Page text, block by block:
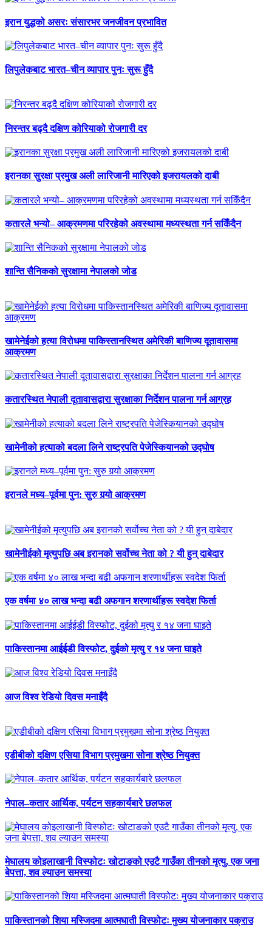
इरान युद्धको असरः संसारभर जनजीवन प्रभावित
लिपुलेकबाट भारत–चीन व्यापार पुनः सुरू हुँदै
निरन्तर बढ्दै दक्षिण कोरियाको रोजगारी दर
इरानका सुरक्षा प्रमुख अली लारिजानी मारिएको इजरायलको दाबी
कतारले भन्यो– आक्रमणमा परिरहेको अवस्थामा मध्यस्थता गर्न सकिँदैन
शान्ति सैनिकको सुरक्षामा नेपालको जोड
खामेनेईको हत्या विरोधमा पाकिस्तानस्थित अमेरिकी बाणिज्य दूतावासमा
आक्रमण
कतारस्थित नेपाली दूतावासद्वारा सुरक्षाका निर्देशन पालना गर्न आग्रह
खामेनीको हत्याको बदला लिने राष्ट्रपति पेजेस्कियानको उद्घोष
इरानले मध्य–पूर्वमा पुन: सुरु गर्‍यो आक्रमण
खामेनीईको मृत्युपछि अब इरानको सर्वोच्च नेता को ? यी हुन् दाबेदार
एक वर्षमा ४० लाख भन्दा बढी अफगान शरणार्थीहरू स्वदेश फिर्ता
पाकिस्तानमा आईईडी विस्फोट, दुईको मृत्यु र १४ जना घाइते
आज विश्व रेडियो दिवस मनाइँदै
एडीबीको दक्षिण एसिया विभाग प्रमुखमा सोना श्रेष्ठ नियुक्त
नेपाल–कतार आर्थिक, पर्यटन सहकार्यबारे छलफल
मेघालय कोइलाखानी विस्फोटः खोटाङको एउटै गाउँका तीनको मृत्यु, एक जना
बेपत्ता, शव ल्याउन समस्या
पाकिस्तानको शिया मस्जिदमा आत्मघाती विस्फोटः मुख्य योजनाकार पक्राउ